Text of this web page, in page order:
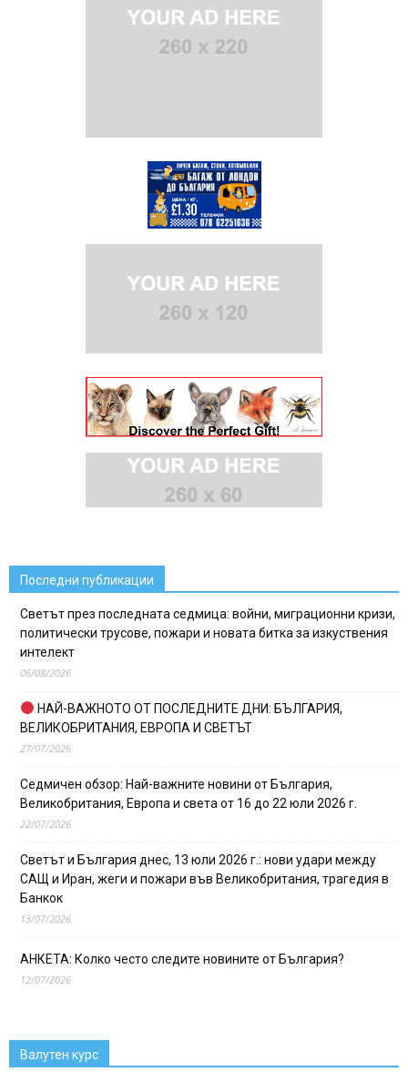
Последни публикации
Светът през последната седмица: войни, миграционни кризи,
политически трусове, пожари и новата битка за изкуствения
интелект
06/08/2026
НАЙ-ВАЖНОТО ОТ ПОСЛЕДНИТЕ ДНИ: БЪЛГАРИЯ,
ВЕЛИКОБРИТАНИЯ, ЕВРОПА И СВЕТЪТ
27/07/2026
Седмичен обзор: Най-важните новини от България,
Великобритания, Европа и света от 16 до 22 юли 2026 г.
22/07/2026
Светът и България днес, 13 юли 2026 г.: нови удари между
САЩ и Иран, жеги и пожари във Великобритания, трагедия в
Банкок
13/07/2026
АНКЕТА: Колко често следите новините от България?
12/07/2026
Валутен курс